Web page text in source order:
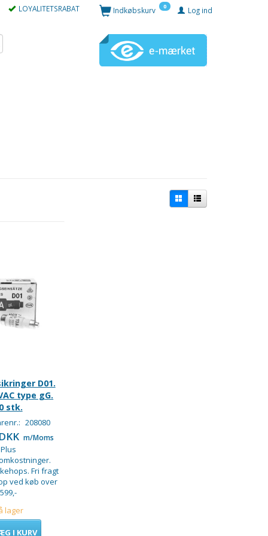
LOYALITETSRABAT Log ind
Indkøbskurv 0
D01.
type gG.
stk.
208080
m/Moms
Plus
Fri fragt
ved køb over
599,-
lager
I KURV